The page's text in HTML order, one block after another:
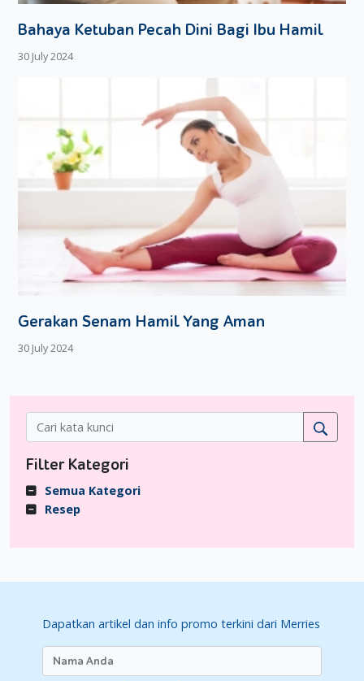
Bahaya Ketuban Pecah Dini Bagi Ibu Hamil
30 July 2024
Gerakan Senam Hamil Yang Aman
30 July 2024
Filter Kategori
Semua Kategori
Resep
Dapatkan artikel dan info promo terkini dari Merries